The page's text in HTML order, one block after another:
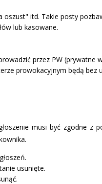
itd. Takie posty
lub kasowane.
przez PW (prywatne
prowokacyjnym będą
musi być zgodne z
usunięte.